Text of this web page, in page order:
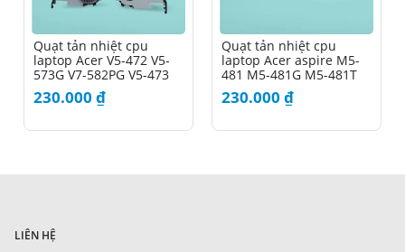
Quạt tản nhiệt cpu
laptop Acer V5-472 V5-
573G V7-582PG V5-473
230.000 ₫
Quạt tản nhiệt cpu
laptop Acer aspire M5-
481 M5-481G M5-481T
X483G
230.000 ₫
LIÊN HỆ